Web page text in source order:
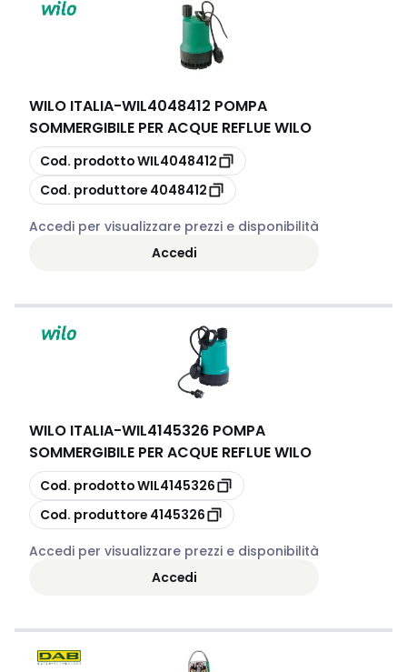
WILO ITALIA-WIL4048412 POMPA
SOMMERGIBILE PER ACQUE REFLUE WILO
copia
Cod. prodottoWIL4048412
copia
Cod. produttore 4048412
Accedi per visualizzare prezzi e disponibilità
Accedi
WILO ITALIA-WIL4145326 POMPA
SOMMERGIBILE PER ACQUE REFLUE WILO
copia
Cod. prodottoWIL4145326
copia
Cod. produttore 4145326
Accedi per visualizzare prezzi e disponibilità
Accedi